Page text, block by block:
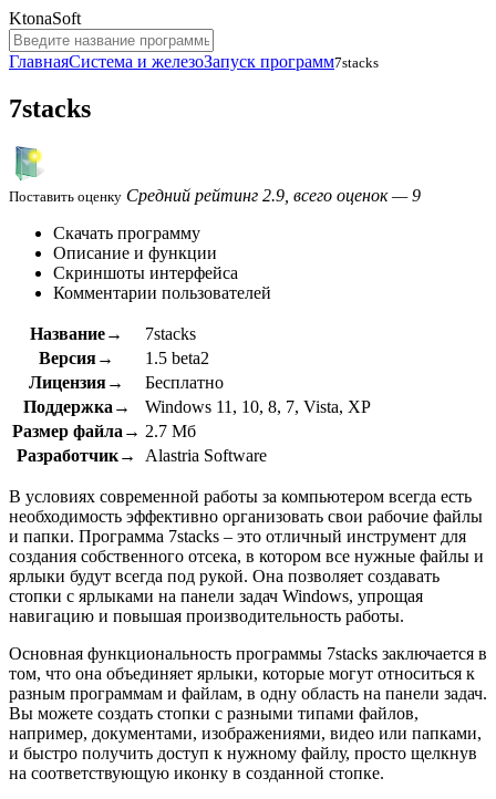
KtonaSoft
ГлавнаяСистема и железоЗапуск программ7stacks
7stacks
Поставить оценку Средний рейтинг 2.9, всего оценок — 9
Скачать программу
Описание и функции
Скриншоты интерфейса
Комментарии пользователей
Название→
7stacks
Версия→
1.5 beta2
Лицензия→
Бесплатно
Поддержка→
Windows 11, 10, 8, 7, Vista, XP
Размер файла→ 2.7 Мб
Разработчик→
Alastria Software
В условиях современной работы за компьютером всегда есть
необходимость эффективно организовать свои рабочие файлы
и папки. Программа 7stacks – это отличный инструмент для
создания собственного отсека, в котором все нужные файлы и
ярлыки будут всегда под рукой. Она позволяет создавать
стопки с ярлыками на панели задач Windows, упрощая
навигацию и повышая производительность работы.
Основная функциональность программы 7stacks заключается в
том, что она объединяет ярлыки, которые могут относиться к
разным программам и файлам, в одну область на панели задач.
Вы можете создать стопки с разными типами файлов,
например, документами, изображениями, видео или папками,
и быстро получить доступ к нужному файлу, просто щелкнув
на соответствующую иконку в созданной стопке.